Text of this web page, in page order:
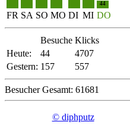
44
FR SA SO MO DI MI DO
Besuche Klicks
Heute:
44
4707
Gestern: 157 557
Besucher Gesamt: 61681
© diphputz